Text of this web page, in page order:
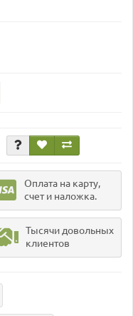
Оплата на карту,
счет и наложка.
Тысячи довольных
клиентов